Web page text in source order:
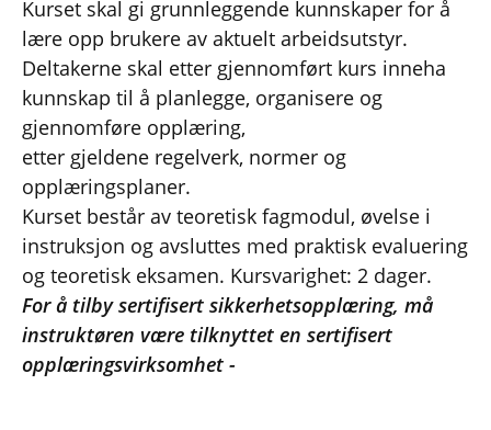
Kurset skal gi grunnleggende kunnskaper for å
lære opp brukere av aktuelt arbeidsutstyr.
Deltakerne skal etter gjennomført kurs inneha
kunnskap til å planlegge, organisere og
gjennomføre opplæring,
etter gjeldene regelverk, normer og
opplæringsplaner.
Kurset består av teoretisk fagmodul, øvelse i
instruksjon og avsluttes med praktisk evaluering
og teoretisk eksamen. Kursvarighet: 2 dager.
For å tilby sertifisert sikkerhetsopplæring, må
instruktøren være tilknyttet en sertifisert
opplæringsvirksomhet -